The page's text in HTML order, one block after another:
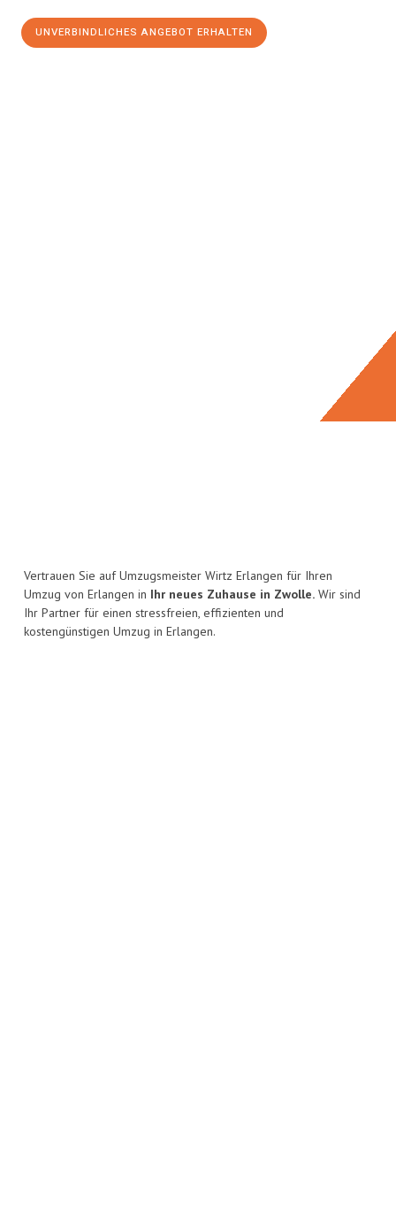
UNVERBINDLICHES ANGEBOT ERHALTEN
Vertrauen Sie auf Umzugsmeister Wirtz Erlangen für Ihren
Umzug von Erlangen in Ihr neues Zuhause in Zwolle. Wir sind
Ihr Partner für einen stressfreien, effizienten und
kostengünstigen Umzug in Erlangen.